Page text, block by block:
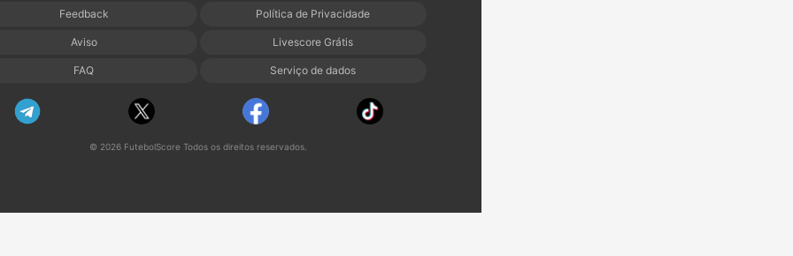
Feedback Política de Privacidade
Aviso Livescore Grátis
FAQ Serviço de dados
© 2026 FutebolScore Todos os direitos reservados.